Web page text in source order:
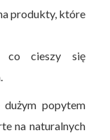
produkty, które
co cieszy się
popytem
na naturalnych